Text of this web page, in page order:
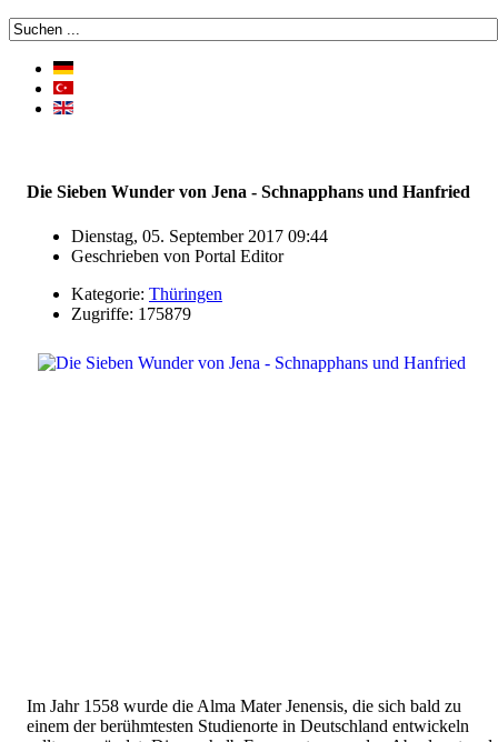
Die Sieben Wunder von Jena - Schnapphans und Hanfried
Dienstag, 05. September 2017 09:44
Geschrieben von Portal Editor
Kategorie: Thüringen
Zugriffe: 175879
Im Jahr 1558 wurde die Alma Mater Jenensis, die sich bald zu
einem der berühmtesten Studienorte in Deutschland entwickeln